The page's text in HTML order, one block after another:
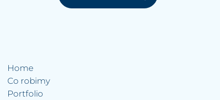
Home
Co robimy
Portfolio